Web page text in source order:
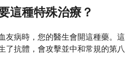
這種特殊治療？
友病時，您的醫生會開這種藥。這
了抗體，會攻擊並中和常規的第八